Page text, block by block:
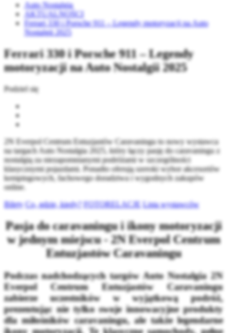
Auto Nostalgia
AKTUALNOŚCI
Ferrari 330 i Porsche 911 – Legendy motoryzacji na Auto
Nostalgii 2025
Ferrari 330 i Porsche 911 – Legendy
motoryzacji na Auto Nostalgii 2025
Podziel się
2N Everpol Centrum Entuzjastów Caravaningu to nowy wystawca
na targach Auto Nostalgia 2025, który łączy pasję do caravaningu z
nostalgią za niezapomnianymi podróżami w szczególności
klasycznymi pojazdami. Ponadto oferują szeroki wybor akcesoriów
kempingowych, fachowego doradztwa i wygodnych zakupów
online.
Bilety Co, gdzie, kiedy? FOTORELACJE Lista wystawców
Pasja do caravaningu i ikony motoryzacji
w jednym miejscu - 2N Everpol Centrum
Entuzjastów Caravaningu
Podczas nadchodzących targów Auto Nostalgia 2N
EverpolCentrum Entuzjastów Caravaningu
zabierze uczestników w wyjątkową podróż,
prezentując nie tylko swoje innowacyjne produkty
dla miłośników caravaningu, ale także legendarne